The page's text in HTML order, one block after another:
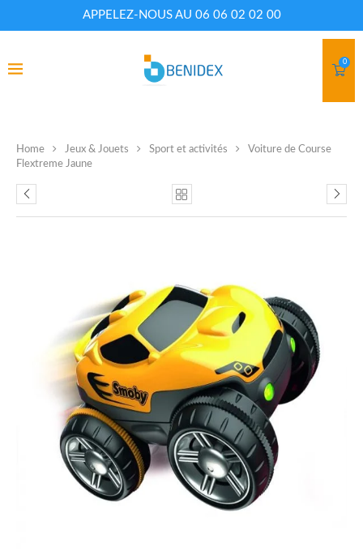
APPELEZ-NOUS AU 06 06 02 02 00
0
Home Jeux & Jouets Sport et activités
Voiture de Course
Flextreme Jaune